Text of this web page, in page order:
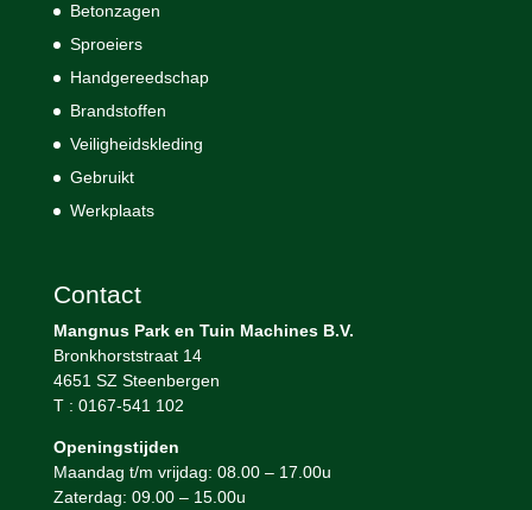
Betonzagen
Sproeiers
Handgereedschap
Brandstoffen
Veiligheidskleding
Gebruikt
Werkplaats
Contact
Mangnus Park en Tuin Machines B.V.
Bronkhorststraat 14
4651 SZ Steenbergen
T : 0167-541 102
Openingstijden
Maandag t/m vrijdag: 08.00 – 17.00u
Zaterdag: 09.00 – 15.00u